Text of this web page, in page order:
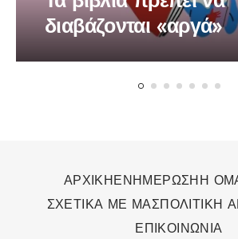
διαβάζονται «αργά»
ΑΡΧΙΚΗΕΝΗΜΕΡΩΣΗΗ
ΣΧΕΤΙΚΑ ΜΕ ΜΑΣΠΟΛΙΤΙΚΗ
ΕΠΙΚΟΙΝΩΝΙΑ